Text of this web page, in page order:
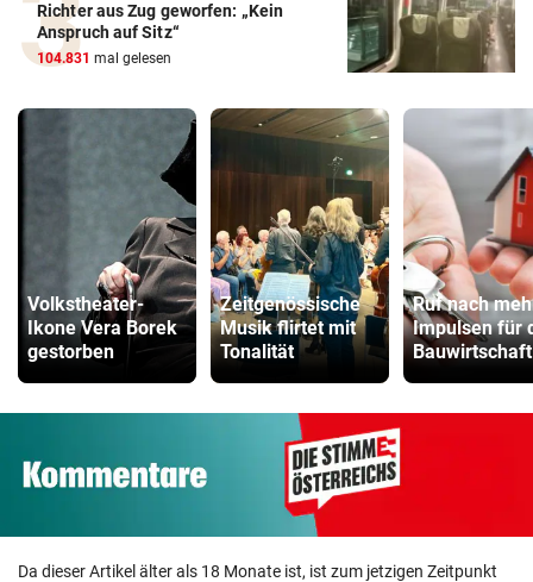
Richter aus Zug geworfen: „Kein
Anspruch auf Sitz“
104.831 mal gelesen
Volkstheater-
Ikone Vera Borek
gestorben
Zeitgenössische
Musik flirtet mit
Tonalität
Ruf nach
Impulsen für
Bauwirtschaft
Da dieser Artikel älter als 18 Monate ist, ist zum jetzigen Zeitpunkt